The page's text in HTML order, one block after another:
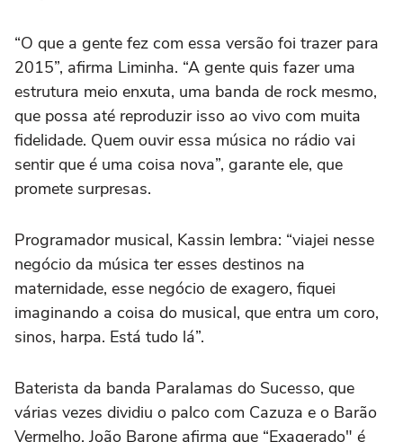
“O que a gente fez com essa versão foi trazer para
2015”, afirma Liminha. “A gente quis fazer uma
estrutura meio enxuta, uma banda de rock mesmo,
que possa até reproduzir isso ao vivo com muita
fidelidade. Quem ouvir essa música no rádio vai
sentir que é uma coisa nova”, garante ele, que
promete surpresas.
Programador musical, Kassin lembra: “viajei nesse
negócio da música ter esses destinos na
maternidade, esse negócio de exagero, fiquei
imaginando a coisa do musical, que entra um coro,
sinos, harpa. Está tudo lá”.
Baterista da banda Paralamas do Sucesso, que
várias vezes dividiu o palco com Cazuza e o Barão
Vermelho, João Barone afirma que “Exagerado" é